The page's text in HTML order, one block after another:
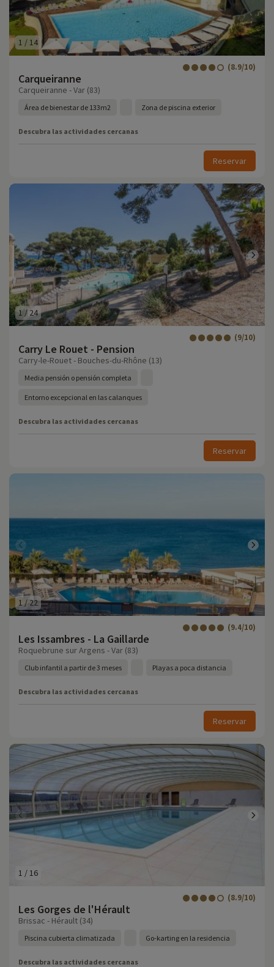
1 / 14
Carqueiranne
(8.9/10)
Carqueiranne - Var (83)
Área de bienestar de 133m2 Zona de piscina exterior
Descubra las actividades cercanas
Reservar
1/ 24
Carry Le Rouet - Pension
(9/10)
Carry-le-Rouet - Bouches-du-Rhône (13)
Media pensión o pensión completa
Entorno excepcional en las calanques
Descubra las actividades cercanas
Reservar
1 /22
Les Issambres - La Gaillarde
(9.4/10)
Roquebrune sur Argens - Var (83)
Club infantil a partir de 3 meses Playas a poca distancia
Descubra las actividades cercanas
Reservar
1 /16
Les Gorges de l'Hérault
(8.9/10)
Brissac - Hérault (34)
Piscina cubierta climatizada Go-karting en la residencia
Descubra las actividades cercanas